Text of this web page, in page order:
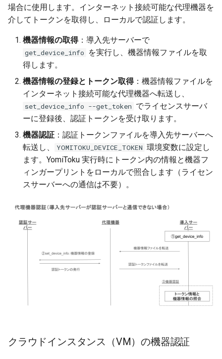
場合に使用します。インターネット接続可能な代理機器を
介してトークンを取得し、ローカルで認証します。
機器情報の取得：導入先サーバーで
get_device_info
を実行し、機器情報ファイルを取
得します。
機器情報の登録とトークン取得：機器情報ファイルを
インターネット接続可能な代理機器へ転送し、
set_device_info --get_token でライセンスサーバ
ーに登録後、認証トークンを受け取ります。
機器認証 ：認証トークンファイルを導入先サーバーへ
転送し、
YOMITOKU_DEVICE_TOKEN 環境変数に設定し
ます。YomiToku 実行時にトークン内の情報と機器フ
ィンガープリントをローカルで照合します（ライセン
スサーバーへの通信は不要）。
クラウドインスタンス（VM）の機器認証